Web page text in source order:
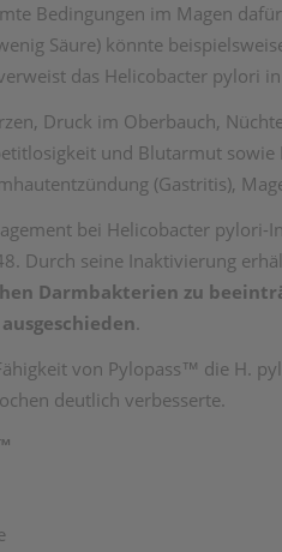
Bedingungen im Magen
Säure) könnte
das Helicobacter pylori
Druck im Oberbauch,
und Blutarmut
(Gastritis),
bei Helicobacter pylori-
Durch seine Inaktivierung
Darmbakterien zu
.
von Pylopass™ die H.
deutlich verbesserte.